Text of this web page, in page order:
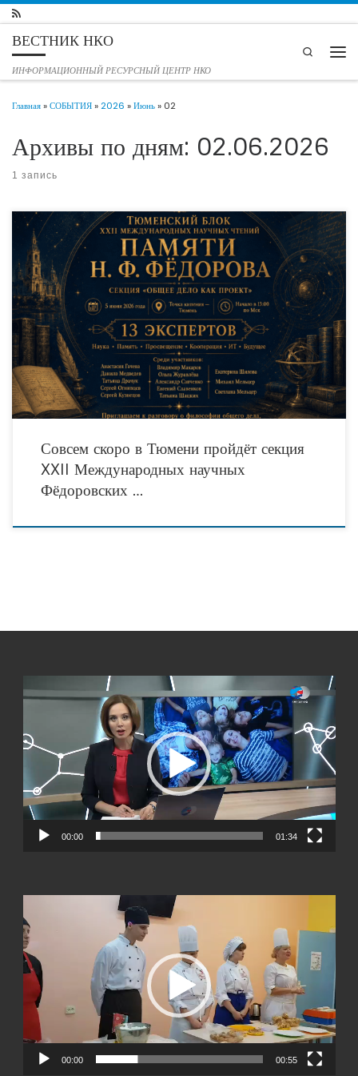
Перейти к содержимому
ВЕСТНИК НКО
ИНФОРМАЦИОННЫЙ РЕСУРСНЫЙ ЦЕНТР НКО
Search
Главная»СОБЫТИЯ»2026 »Июнь» 02
Архивы по дням: 02.06.2026
1 запись
5 июня 2026 года в Тюмени состоится Тюменская секция XXII
Международных научных Фёдоровских чтений памяти Н. Ф. Фёдорова. Тема
встречи — «Общее дело как проект».
Совсем скоро в Тюмени пройдёт секция
XXII Международных научных
Фёдоровских …
00:00 01:34
00:00 00:55